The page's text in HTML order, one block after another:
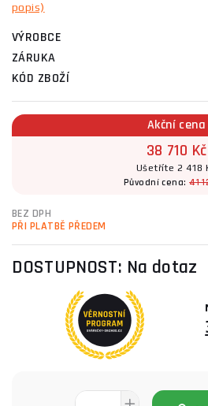
popis)
VÝROBCE
ZÁRUKA
KÓD ZBOŽÍ
Akční cena
38 710 Kč
Ušetříte 2 418
Původní cena:41
BEZ DPH
PŘI PLATBĚ PŘEDEM
DOSTUPNOST: Na dotaz